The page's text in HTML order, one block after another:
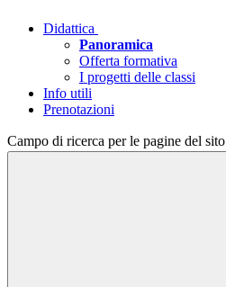
Didattica
Panoramica
Offerta formativa
I progetti delle classi
Info utili
Prenotazioni
Campo di ricerca per le pagine del sito